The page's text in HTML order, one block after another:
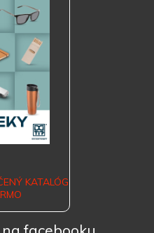
KATALÓG